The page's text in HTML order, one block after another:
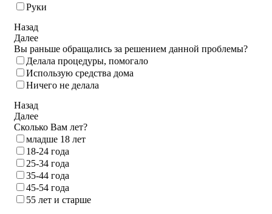
Руки
Назад
Далее
Вы раньше обращались за решением данной проблемы?
Делала процедуры, помогало
Использую средства дома
Ничего не делала
Назад
Далее
Сколько Вам лет?
младше 18 лет
18‑24 года
25‑34 года
35‑44 года
45-54 года
55 лет и старше